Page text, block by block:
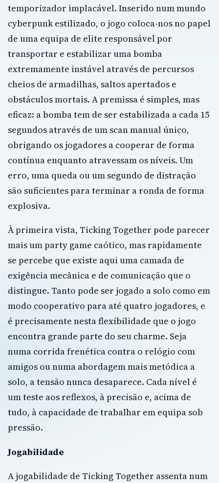
temporizador implacável. Inserido num mundo
cyberpunk estilizado, o jogo coloca-nos no papel
de uma equipa de elite responsável por
transportar e estabilizar uma bomba
extremamente instável através de percursos
cheios de armadilhas, saltos apertados e
obstáculos mortais. A premissa é simples, mas
eficaz: a bomba tem de ser estabilizada a cada 15
segundos através de um scan manual único,
obrigando os jogadores a cooperar de forma
contínua enquanto atravessam os níveis. Um
erro, uma queda ou um segundo de distração
são suficientes para terminar a ronda de forma
explosiva.
À primeira vista, Ticking Together pode parecer
mais um party game caótico, mas rapidamente
se percebe que existe aqui uma camada de
exigência mecânica e de comunicação que o
distingue. Tanto pode ser jogado a solo como em
modo cooperativo para até quatro jogadores, e
é precisamente nesta flexibilidade que o jogo
encontra grande parte do seu charme. Seja
numa corrida frenética contra o relógio com
amigos ou numa abordagem mais metódica a
solo, a tensão nunca desaparece. Cada nível é
um teste aos reflexos, à precisão e, acima de
tudo, à capacidade de trabalhar em equipa sob
pressão.
Jogabilidade
A jogabilidade de Ticking Together assenta num